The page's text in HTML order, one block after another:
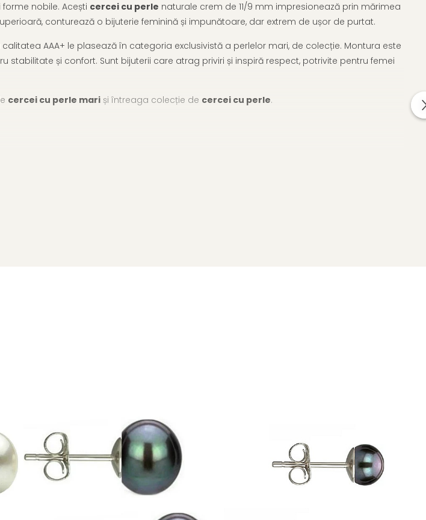
nobile. Acești cercei cu perle naturale crem de 11/9 mm impresionează prin mărimea
conturează o bijuterie feminină și impunătoare, dar extrem de ușor de purtat.
AAA+ le plasează în categoria exclusivistă a perlelor mari, de colecție. Montura este
stabilitate și confort. Sunt bijuterii care atrag priviri și inspiră respect, potrivite pentru femei
cercei cu perle mari și întreaga colecție de cercei cu perle.
și autenticitate care atestă proveniența naturală a perlelor.
sunt creați pentru femeile care iubesc distincția discretă și rafinamentul pur.
cu perle sau cu o brățară cu perle naturale din colecția noastră.
realizarea bijuteriilor